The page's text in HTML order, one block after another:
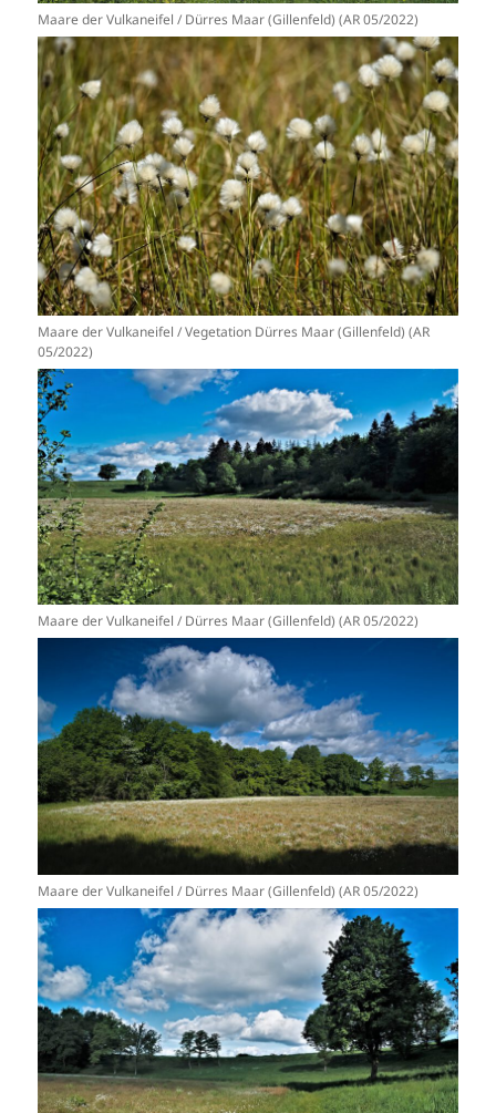
Maare der Vulkaneifel / Dürres Maar (Gillenfeld) (AR 05/2022)
Maare der Vulkaneifel / Vegetation Dürres Maar (Gillenfeld) (AR
05/2022)
Maare der Vulkaneifel / Dürres Maar (Gillenfeld) (AR 05/2022)
Maare der Vulkaneifel / Dürres Maar (Gillenfeld) (AR 05/2022)